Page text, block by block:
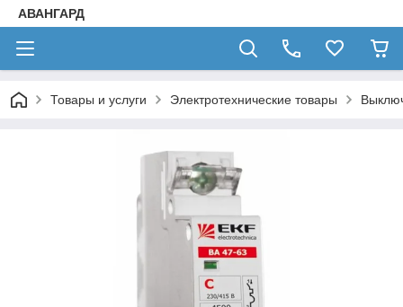
АВАНГАРД
Товары и услуги Электротехнические товары